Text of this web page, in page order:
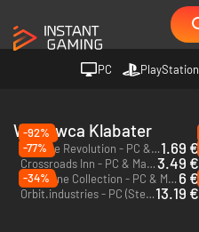
PC PlayStation
Wydawca Klabater
-92%
We. The Revolution - PC & Mac (Steam)1.69 €
-77%
Crossroads Inn - PC & Mac (Steam)3.49 €
Heliborne Collection - PC & Mac (Steam) 6 €
-34%
Orbit.industries - PC (Steam)13.19 €